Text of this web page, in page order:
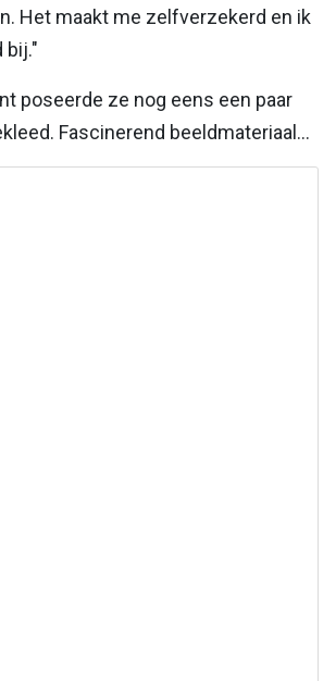
Het maakt me zelfverzekerd en ik
bij."
poseerde ze nog eens een paar
Fascinerend beeldmateriaal...